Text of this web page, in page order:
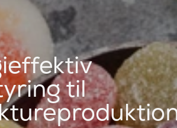
til